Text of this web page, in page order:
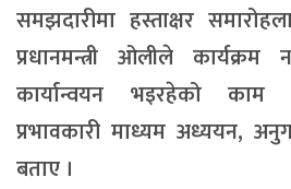
समझदारीमा हस्ताक्षर
प्रधानमन्त्री ओलीले
कार्यान्वयन भइरहेको काम
प्रभावकारी माध्यम अध्ययन,
बताए ।